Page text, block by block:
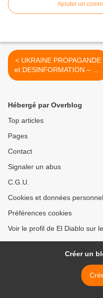
Ajouter un
< UKRAINE PROPAGANDE
et DESINFORMATION – Un
canard dans le concert
Hébergé par Overblog
Top articles
Pages
Contact
Signaler un abus
C.G.U.
Cookies et données
Préférences cookies
Voir le profil de El Diablo sur
Créer un